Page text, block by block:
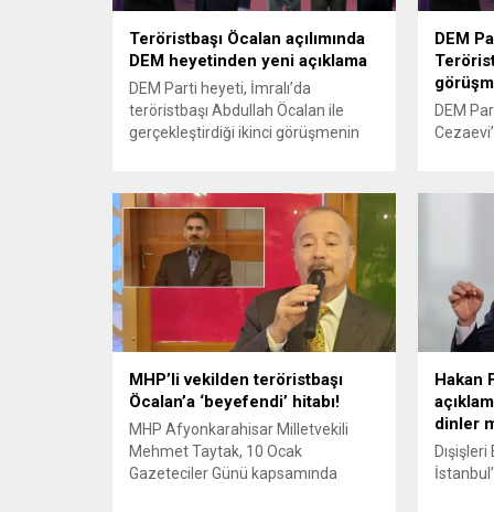
bir açıklama yapacağını” söyledi....
daha
telkin
Teröristbaşı Öcalan açılımında
DEM heyetinden yeni açıklama
DEM Parti heyeti, İmralı’da
teröristbaşı Abdullah Öcalan ile
gerçekleştirdiği ikinci görüşmenin
“DEM Parti İmralı Heyeti olarak 22
Ocak 2025 tarihinde İmralı
Adası’nda Sayın Abdullah Öcalan‘la
bir görüşme gerçekleştirdik.
Görüşmede, Sayın Öcalan öncelikle
Bolu’da yaşanan elim yangında
hayatını kaybedenlerin ailelerine
başsağlığı, yaralılara acil...
DEM
DEM
olumlu
destek
DEM
barış
MHP’li vekilden teröristbaşı
Öcalan’a ‘beyefendi’ hitabı!
MHP Afyonkarahisar Milletvekili
Mehmet Taytak, 10 Ocak
Gazeteciler Günü kapsamında
Hakan
dinler